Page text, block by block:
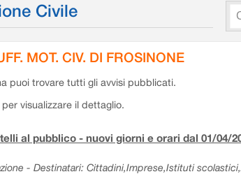
Civile
MOT. CIV. DI FROSINONE
puoi trovare tutti gli avvisi pubblicati.
visualizzare il dettaglio.
al pubblico - nuovi giorni e orari dal 01/04/
- Destinatari: Cittadini,Imprese,Istituti